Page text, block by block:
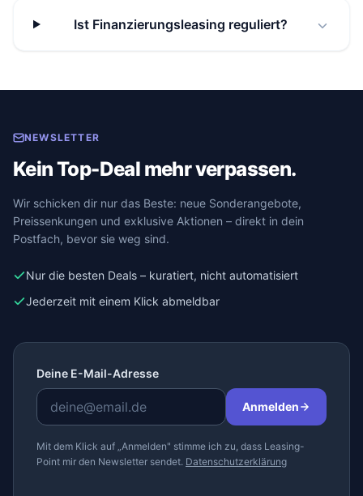
Ist Finanzierungsleasing reguliert?
NEWSLETTER
Kein Top-Deal mehr verpassen.
Wir schicken dir nur das Beste: neue Sonderangebote,
Preissenkungen und exklusive Aktionen – direkt in dein
Postfach, bevor sie weg sind.
Nur die besten Deals – kuratiert, nicht automatisiert
Jederzeit mit einem Klick abmeldbar
Deine E-Mail-Adresse
Anmelden
Mit dem Klick auf „Anmelden" stimme ich zu, dass Leasing-
Point mir den Newsletter sendet. Datenschutzerklärung